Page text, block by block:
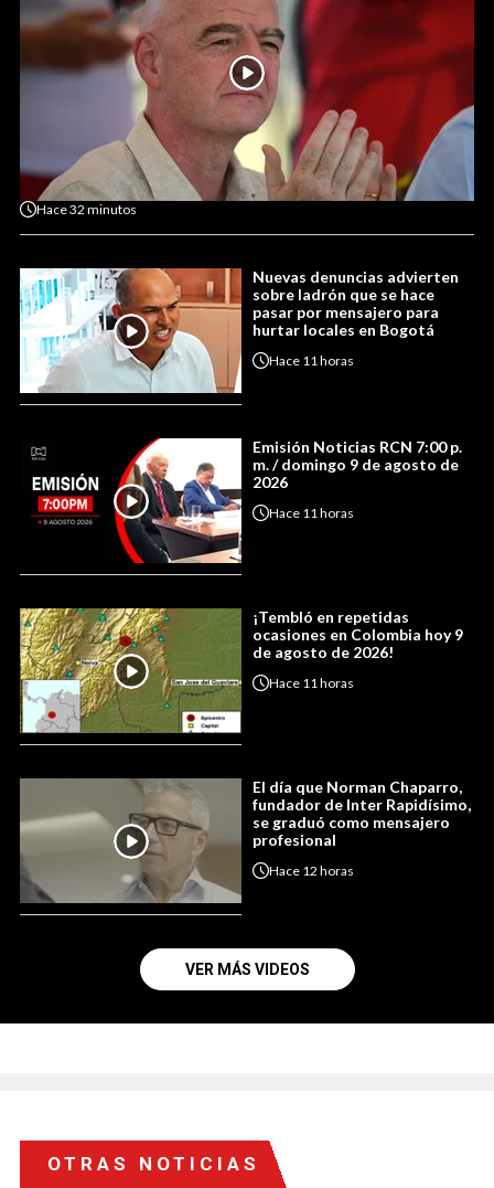
Hace32 minutos
Nuevas denuncias advierten
sobre ladrón que se hace
pasar por mensajero para
hurtar locales en Bogotá
Hace 11 horas
Emisión Noticias RCN 7:00 p.
m. / domingo 9 de agosto de
2026
Hace 11 horas
¡Tembló en repetidas
ocasiones en Colombia hoy 9
de agosto de 2026!
Hace 11 horas
El día que Norman Chaparro,
fundador de Inter Rapidísimo,
se graduó como mensajero
profesional
Hace 12 horas
VER MÁS VIDEOS
OTRAS NOTICIAS